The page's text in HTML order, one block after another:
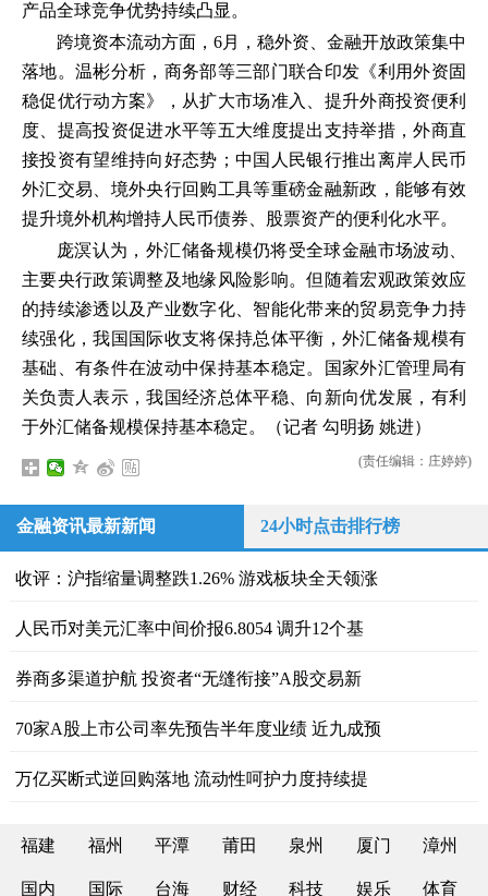
产品全球竞争优势持续凸显。
跨境资本流动方面，6月，稳外资、金融开放政策集中
落地。温彬分析，商务部等三部门联合印发《利用外资固
稳促优行动方案》，从扩大市场准入、提升外商投资便利
度、提高投资促进水平等五大维度提出支持举措，外商直
接投资有望维持向好态势；中国人民银行推出离岸人民币
外汇交易、境外央行回购工具等重磅金融新政，能够有效
提升境外机构增持人民币债券、股票资产的便利化水平。
庞溟认为，外汇储备规模仍将受全球金融市场波动、
主要央行政策调整及地缘风险影响。但随着宏观政策效应
的持续渗透以及产业数字化、智能化带来的贸易竞争力持
续强化，我国国际收支将保持总体平衡，外汇储备规模有
基础、有条件在波动中保持基本稳定。国家外汇管理局有
关负责人表示，我国经济总体平稳、向新向优发展，有利
于外汇储备规模保持基本稳定。（记者 勾明扬 姚进）
(责任编辑：庄婷婷)
金融资讯最新新闻 24小时点击排行榜
收评：沪指缩量调整跌1.26% 游戏板块全天领涨
人民币对美元汇率中间价报6.8054 调升12个基
券商多渠道护航 投资者“无缝衔接”A股交易新
70家A股上市公司率先预告半年度业绩 近九成预
万亿买断式逆回购落地 流动性呵护力度持续提
福建 福州 平潭 莆田 泉州 厦门 漳州
国内 国际 台海 财经 科技 娱乐 体育